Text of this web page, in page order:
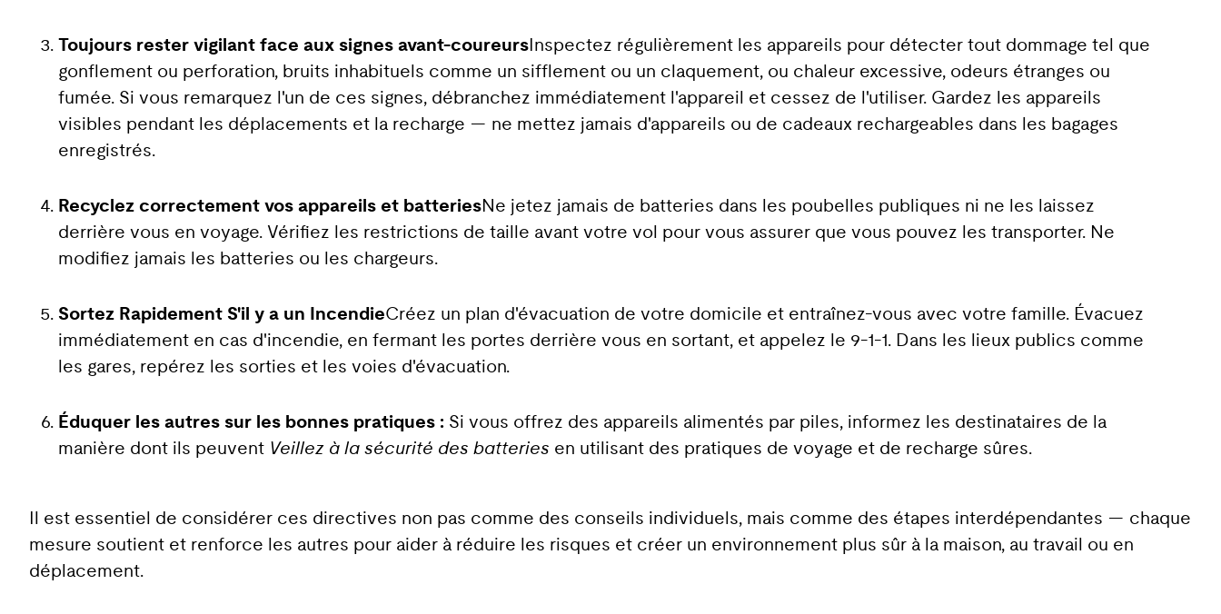
Toujours rester vigilant face aux signes avant-coureurs Inspectez régulièrement les appareils pour détecter tout dommage tel que
gonflement ou perforation, bruits inhabituels comme un sifflement ou un claquement, ou chaleur excessive, odeurs étranges ou
fumée. Si vous remarquez l'un de ces signes, débranchez immédiatement l'appareil et cessez de l'utiliser. Gardez les appareils
visibles pendant les déplacements et la recharge — ne mettez jamais d'appareils ou de cadeaux rechargeables dans les bagages
enregistrés.
Recyclez correctement vos appareils et batteriesNe jetez jamais de batteries dans les poubelles publiques ni ne les laissez
derrière vous en voyage. Vérifiez les restrictions de taille avant votre vol pour vous assurer que vous pouvez les transporter. Ne
modifiez jamais les batteries ou les chargeurs.
Sortez Rapidement S'il y a un IncendieCréez un plan d'évacuation de votre domicile et entraînez-vous avec votre famille. Évacuez
immédiatement en cas d'incendie, en fermant les portes derrière vous en sortant, et appelez le 9-1-1. Dans les lieux publics comme
les gares, repérez les sorties et les voies d'évacuation.
Éduquer les autres sur les bonnes pratiques : Si vous offrez des appareils alimentés par piles, informez les destinataires de la
manière dont ils peuvent Veillez à la sécurité des batteries en utilisant des pratiques de voyage et de recharge sûres.
Il est essentiel de considérer ces directives non pas comme des conseils individuels, mais comme des étapes interdépendantes — chaque
mesure soutient et renforce les autres pour aider à réduire les risques et créer un environnement plus sûr à la maison, au travail ou en
déplacement.